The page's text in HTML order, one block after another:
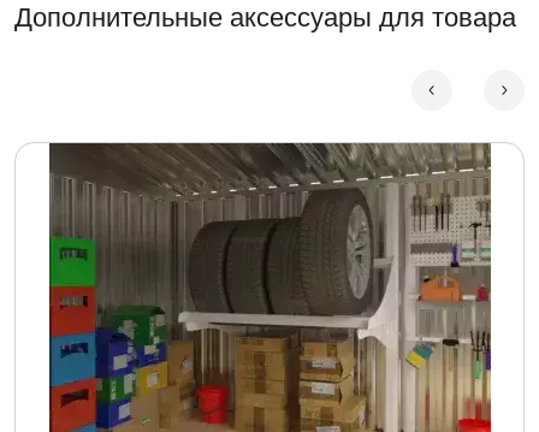
Дополнительные аксессуары для товара